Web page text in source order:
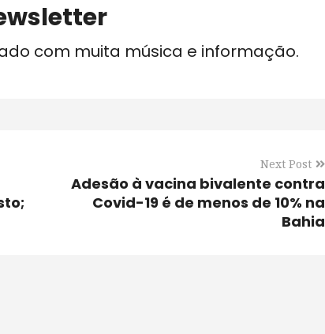
com muita música e informação.
Next Post
Adesão à vacina bivalente contra
Covid-19 é de menos de 10% na
Bahia